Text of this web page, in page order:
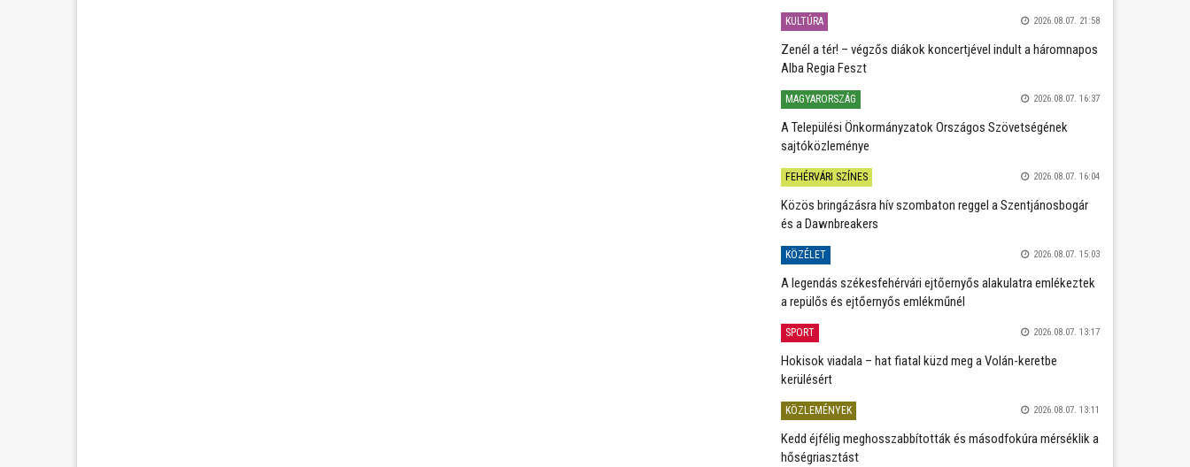
KULTÚRA 2026.08.07. 21:58
Zenél a tér! – végzős diákok koncertjével indult a háromnapos
Alba Regia Feszt
MAGYARORSZÁG 2026.08.07. 16:37
A Települési Önkormányzatok Országos Szövetségének
sajtóközleménye
FEHÉRVÁRI SZÍNES 2026.08.07. 16:04
Közös bringázásra hív szombaton reggel a Szentjánosbogár
és a Dawnbreakers
KÖZÉLET 2026.08.07. 15:03
A legendás székesfehérvári ejtőernyős alakulatra emlékeztek
a repülős és ejtőernyős emlékműnél
SPORT 2026.08.07. 13:17
Hokisok viadala – hat fiatal küzd meg a Volán-keretbe
kerülésért
KÖZLEMÉNYEK 2026.08.07. 13:11
Kedd éjfélig meghosszabbították és másodfokúra mérséklik a
hőségriasztást